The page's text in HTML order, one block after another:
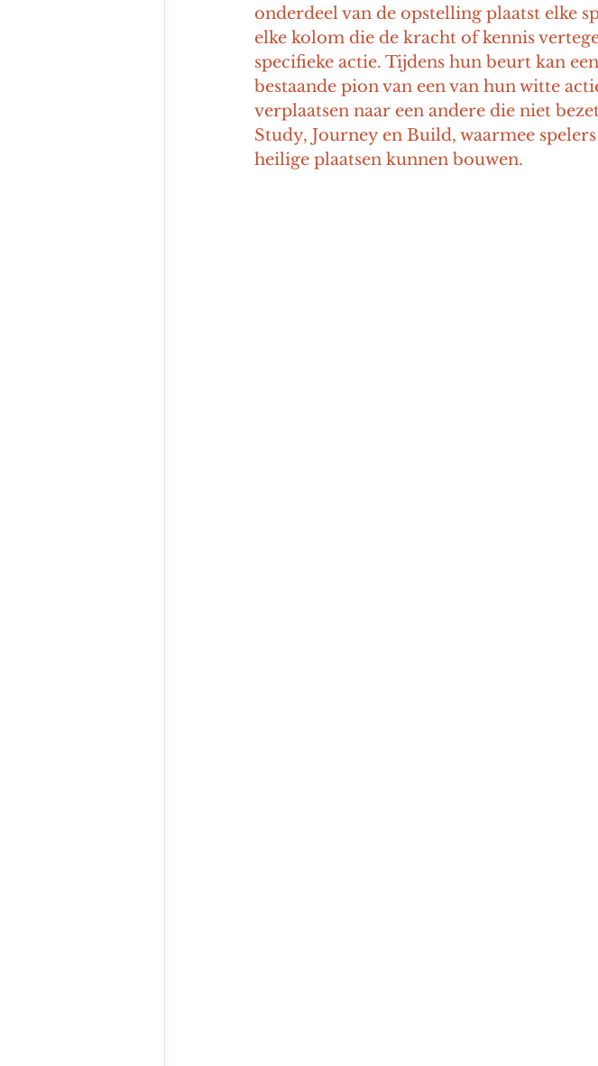
onderdeel van de opstelling plaatst elke
elke kolom die de kracht of kennis
specifieke actie. Tijdens hun beurt kan
bestaande pion van een van hun witte
verplaatsen naar een andere die niet
Study, Journey en Build, waarmee
heilige plaatsen kunnen bouwen.